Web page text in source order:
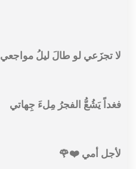
‏لا تجزَعي لو طالَ ليلُ مواجعي
‏فغداً يَشُعُّ الفجرُ مِلءَ جِهاتي
لأجل أمي ❤️🌹